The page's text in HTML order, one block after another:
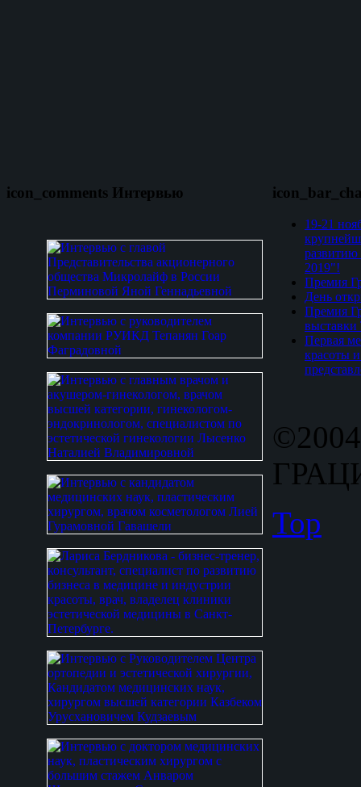
icon_comments Интервью
19-21
развитию
2019"!
Премия
День
Премия
Первая
красоты
Top